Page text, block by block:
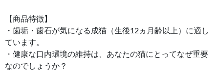
【商品特徴】
・歯垢・歯石が気になる成猫（生後12ヵ月齢以上）に適し
ています。
・健康な口内環境の維持は、あなたの猫にとってなぜ重要
なのでしょうか？